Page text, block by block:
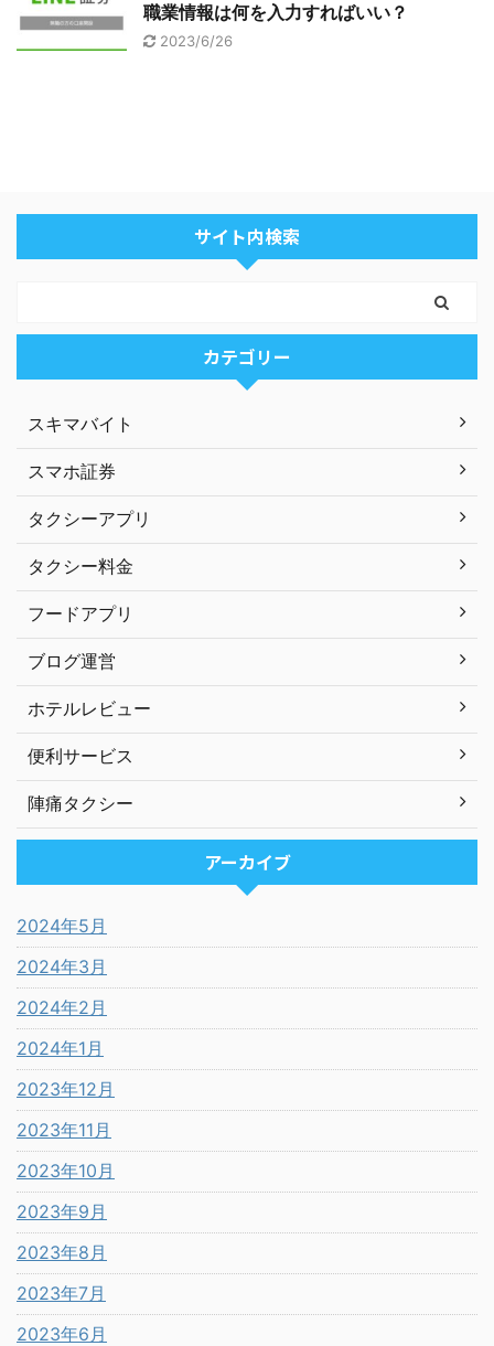
職業情報は何を入力すればいい？
2023/6/26
サイト内検索
カテゴリー
スキマバイト
スマホ証券
タクシーアプリ
タクシー料金
フードアプリ
ブログ運営
ホテルレビュー
便利サービス
陣痛タクシー
アーカイブ
2024年5月
2024年3月
2024年2月
2024年1月
2023年12月
2023年11月
2023年10月
2023年9月
2023年8月
2023年7月
2023年6月